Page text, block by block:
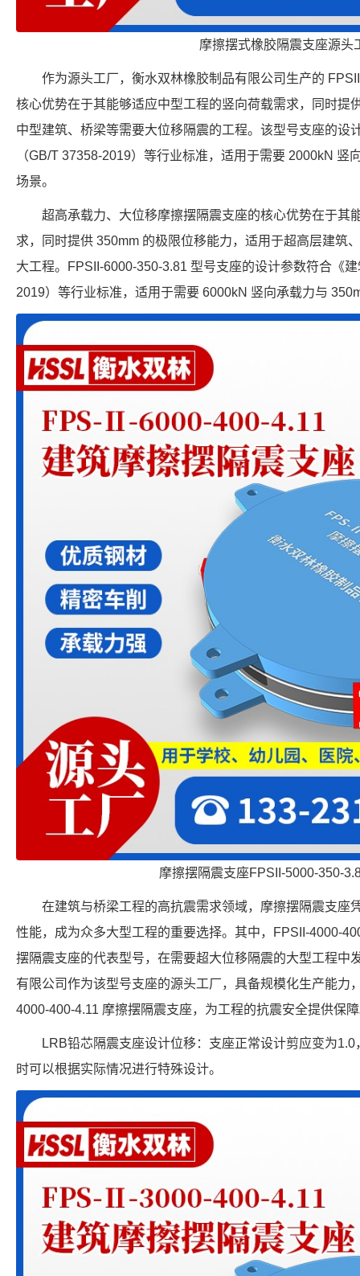
摩擦摆式橡胶隔震支座源头
作为源头工厂，衡水双林橡胶制品有限公司生产的
核心优势在于其能够适应中型工程的竖向荷载需求，同时提
中型建筑、桥梁等需要大位移隔震的工程。该型号支座的设
（GB/T 37358-2019）等行业标准，适用于需要 2000kN 竖
场景。
超高承载力、大位移摩擦摆隔震支座的核心优势在于其
求，同时提供 350mm 的极限位移能力，适用于超高层建筑
大工程。FPSII-6000-350-3.81 型号支座的设计参数符合《
2019）等行业标准，适用于需要 6000kN 竖向承载力与
摩擦摆隔震支座FPSII-5000-350-
在建筑与桥梁工程的高抗震需求领域，摩擦摆隔震支座
性能，成为众多大型工程的重要选择。其中，FPSII-4000-
摆隔震支座的代表型号，在需要超大位移隔震的大型工程中
有限公司作为该型号支座的源头工厂，具备规模化生产能力
4000-400-4.11 摩擦摆隔震支座，为工程的抗震安全提供保
LRB铅芯隔震支座设计位移：支座正常设计剪应变为
时可以根据实际情况进行特殊设计。